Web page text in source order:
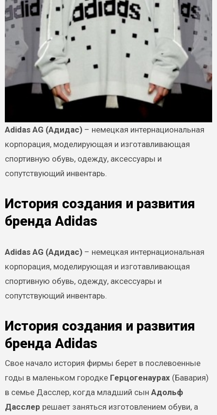
Adidas AG (Адидас)– немецкая интернациональная
корпорация, моделирующая и изготавливающая
спортивную обувь, одежду, аксессуары и
сопутствующий инвентарь.
История создания и развития
бренда Adidas
Adidas AG (Адидас)– немецкая интернациональная
корпорация, моделирующая и изготавливающая
спортивную обувь, одежду, аксессуары и
сопутствующий инвентарь.
История создания и развития
бренда Adidas
Свое начало история фирмы берет в послевоенные
годы в маленьком городке Герцогенаурах(Бавария)
в семье Дасслер, когда младший сын Адольф
Дасслер решает заняться изготовлением обуви, а